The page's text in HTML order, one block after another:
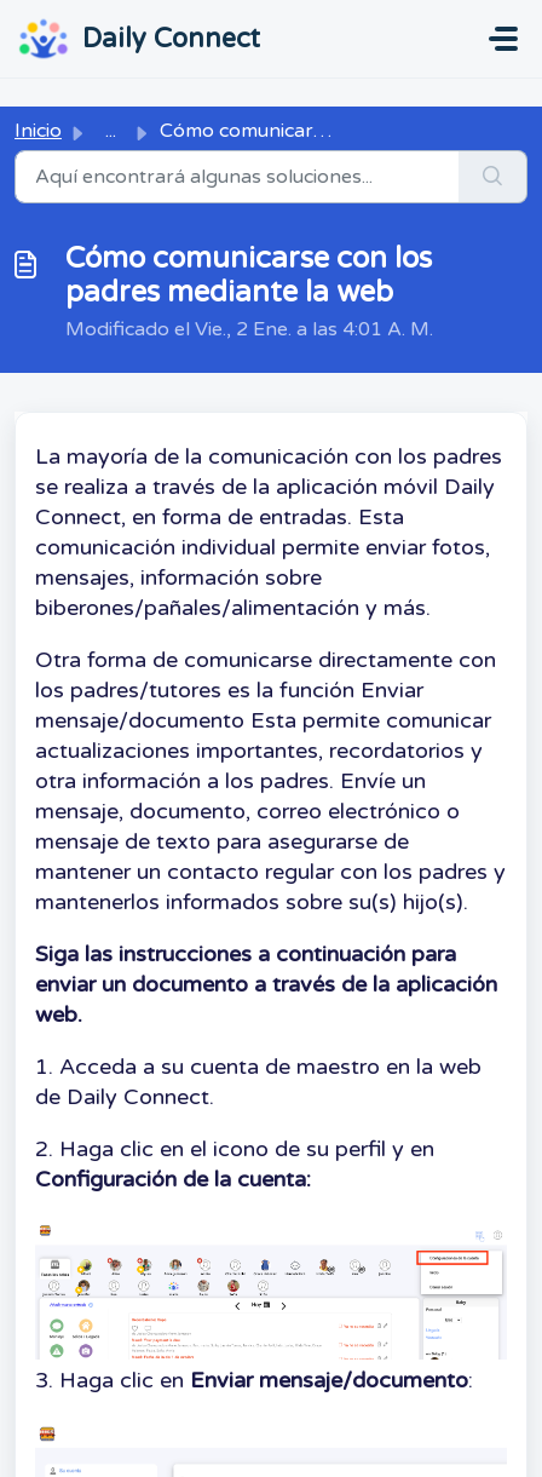
Daily Connect
Inicio ... Cómo comunicarse con los padres mediante la web
Cómo comunicarse con los
padres mediante la web
Modificado el Vie., 2 Ene. a las 4:01 A. M.
La mayoría de la comunicación con los padres
se realiza a través de la aplicación móvil Daily
Connect, en forma de entradas. Esta
comunicación individual permite enviar fotos,
mensajes, información sobre
biberones/pañales/alimentación y más.
Otra forma de comunicarse directamente con
los padres/tutores es la función Enviar
mensaje/documento Esta permite comunicar
actualizaciones importantes, recordatorios y
otra información a los padres. Envíe un
mensaje, documento, correo electrónico o
mensaje de texto para asegurarse de
mantener un contacto regular con los padres y
mantenerlos informados sobre su(s) hijo(s).
Siga las instrucciones a continuación para
enviar un documento a través de la aplicación
web.
1. Acceda a su cuenta de maestro en la web
de Daily Connect.
2. Haga clic en el icono de su perfil y en
Configuración de la cuenta:
3. Haga clic en Enviar mensaje/documento: